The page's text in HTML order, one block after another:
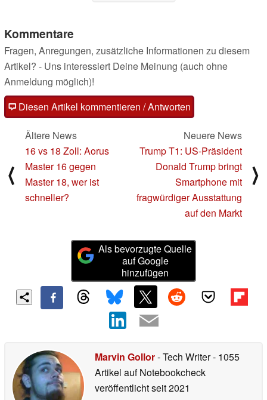
Kommentare
Fragen, Anregungen, zusätzliche Informationen zu diesem
Artikel? - Uns interessiert Deine Meinung (auch ohne
Anmeldung möglich)!
Diesen Artikel kommentieren / Antworten
⟨
Ältere News
16 vs 18 Zoll: Aorus
Master 16 gegen
Master 18, wer ist
schneller?
Neuere News
Trump T1: US-Präsident
Donald Trump bringt
Smartphone mit
fragwürdiger Ausstattung
auf den Markt
⟩
Als bevorzugte Quelle
auf Google
hinzufügen
Marvin Gollor- Tech Writer- 1055
Artikel auf Notebookcheck
veröffentlichtseit 2021